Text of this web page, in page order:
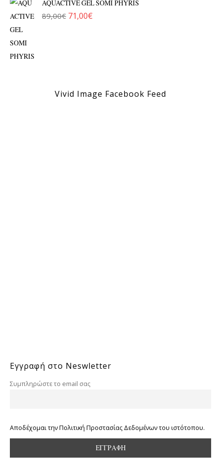
AQUACTIVE GEL SOMI PHYRIS
89,00€ Original price was: 89,00€.
71,00€
Vivid Image Facebook Feed
Εγγραφή στο Neswletter
Συμπληρώστε το email σας
Αποδέχομαι την Πολιτική Προστασίας Δεδομένων του ιστότοπου.